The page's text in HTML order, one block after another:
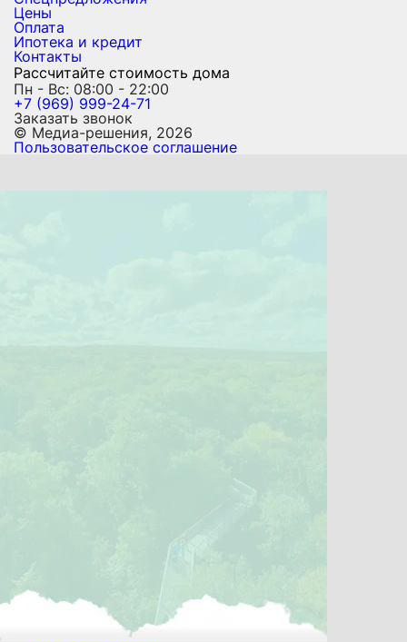
Цены
Оплата
Ипотека и кредит
Контакты
Рассчитайте стоимость дома
Пн - Вс: 08:00 - 22:00
+7 (969) 999-24-71
Заказать звонок
© Медиа-решения, 2026
Пользовательское соглашение